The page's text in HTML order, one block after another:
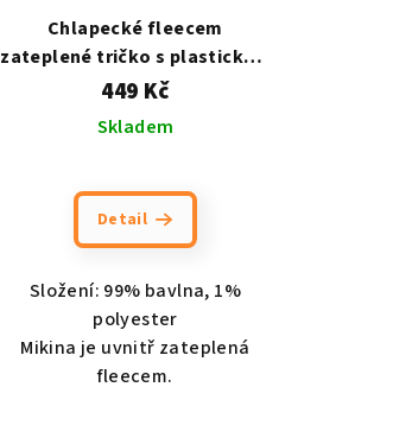
Chlapecké fleecem
zateplené tričko s plastickým
nápisem (modrá nebo šedá
barva)
449 Kč
Skladem
Detail
Složení: 99% bavlna, 1%
polyester
Mikina je uvnitř zateplená
fleecem.